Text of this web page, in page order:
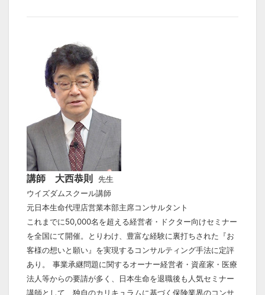
講師 大西恭則 先生
ウイズダムスクール講師
元日本生命代理店営業本部主席コンサルタント
これまでに50,000名を超える経営者・ドクター向けセミナー
を全国にて開催。とりわけ、豊富な経験に裏打ちされた『お
客様の想いと願い』を実現するコンサルティング手法に定評
あり。
事業承継問題に関するオーナー経営者・資産家・医療
法人等からの要請が多く、日本生命を退職後も人気セミナー
講師として、独自のカリキュラムに基づく保険業界のコンサ